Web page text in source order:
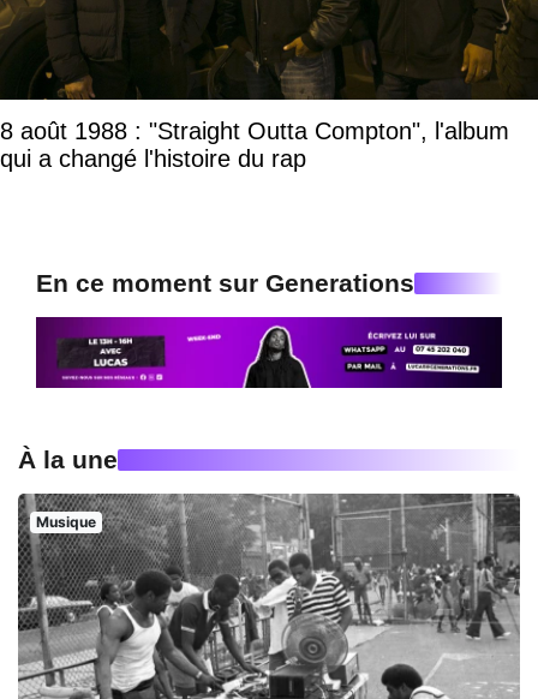
8 août 1988 : "Straight Outta Compton", l'album
qui a changé l'histoire du rap
En ce moment sur Generations
À la une
Musique